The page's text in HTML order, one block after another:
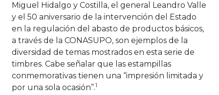
Miguel Hidalgo y Costilla, el general Leandro Valle
y el 50 aniversario de la intervención del Estado
en la regulación del abasto de productos básicos,
a través de la CONASUPO, son ejemplos de la
diversidad de temas mostrados en esta serie de
timbres. Cabe señalar que las estampillas
conmemorativas tienen una “impresión limitada y
por una sola ocasión”.1